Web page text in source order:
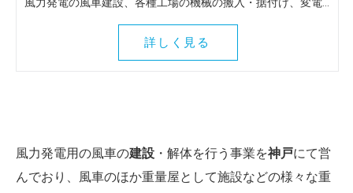
詳しく見る
風力発電用の風車の建設 ・解体を行う事業を神戸にて営
んでおり、風車のほか重量屋として施設などの様々な重